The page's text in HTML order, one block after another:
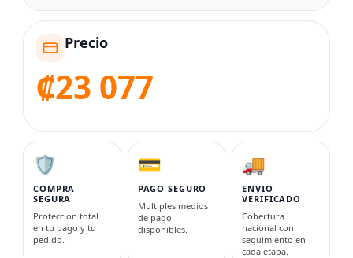
Precio
₡23 077
🛡️
COMPRA
SEGURA
Proteccion total
en tu pago y tu
pedido.
💳
PAGO SEGURO
Multiples medios
de pago
disponibles.
🚚
ENVIO
VERIFICADO
Cobertura
nacional con
seguimiento en
cada etapa.